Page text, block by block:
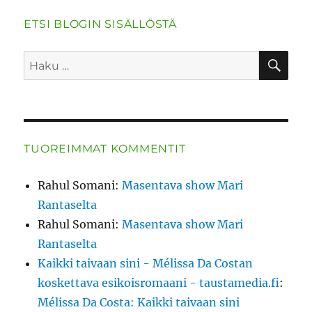
ETSI BLOGIN SISÄLLÖSTÄ
Etsi:
TUOREIMMAT KOMMENTIT
Rahul Somani:Masentava show Mari
Rantaselta
Rahul Somani:Masentava show Mari
Rantaselta
Kaikki taivaan sini - Mélissa Da Costan
koskettava esikoisromaani - taustamedia.fi:
Mélissa Da Costa: Kaikki taivaan sini